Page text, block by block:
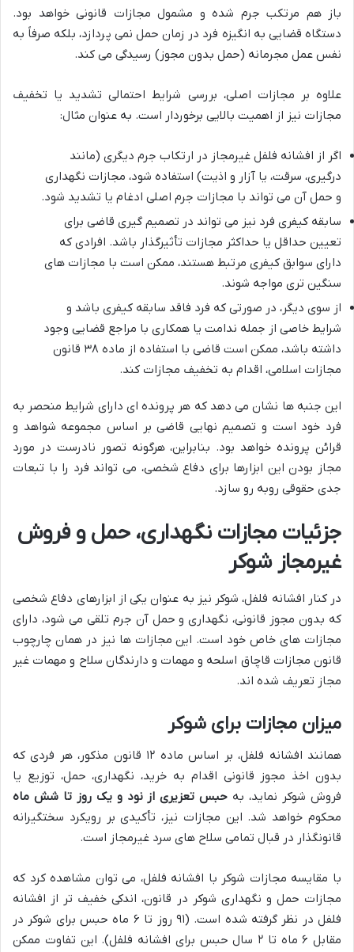
باز هم مرتکب جرم شده و مشمول مجازات قانونی خواهد بود.
دستگاه قضایی به انگیزه فرد در زمان حمل نمی پردازد، بلکه صرفاً به
نفس عمل مجرمانه (حمل بدون مجوز) رسیدگی می کند.
علاوه بر مجازات اصلی، بررسی شرایط احتمالی تشدید یا تخفیف
مجازات نیز از اهمیت بالایی برخوردار است. به عنوان مثال:
اگر از افشانه فلفل غیرمجاز در ارتکاب جرم دیگری (مانند
درگیری، سرقت، یا آزار و اذیت) استفاده شود، مجازات نگهداری
و حمل آن می تواند با مجازات جرم اصلی ادغام یا تشدید شود.
سابقه کیفری فرد نیز می تواند در تصمیم گیری قاضی برای
تعیین حداقل یا حداکثر مجازات تأثیرگذار باشد. افرادی که
دارای سوابق کیفری مرتبط هستند، ممکن است با مجازات های
سنگین تری مواجه شوند.
از سوی دیگر، در صورتی که فرد فاقد سابقه کیفری باشد و
شرایط خاصی از جمله ندامت یا همکاری با مراجع قضایی وجود
داشته باشد، ممکن است قاضی با استفاده از ماده ۳۸ قانون
مجازات اسلامی، اقدام به تخفیف مجازات کند.
این جنبه ها نشان می دهد که هر پرونده ای دارای شرایط منحصر به
فرد خود است و تصمیم نهایی قاضی بر اساس مجموعه شواهد و
قرائن پرونده خواهد بود. بنابراین، هرگونه تصور نادرست در مورد
مجاز بودن این ابزارها برای دفاع شخصی، می تواند فرد را با تبعات
جدی حقوقی روبه رو سازد.
جزئیات مجازات نگهداری، حمل و فروش
غیرمجاز شوکر
در کنار افشانه فلفل، شوکر نیز به عنوان یکی از ابزارهای دفاع شخصی
که بدون مجوز قانونی، نگهداری و حمل آن جرم تلقی می شود، دارای
مجازات های خاص خود است. این مجازات ها نیز در همان چارچوب
قانون مجازات قاچاق اسلحه و مهمات و دارندگان سلاح و مهمات غیر
مجاز تعریف شده اند.
میزان مجازات برای شوکر
همانند افشانه فلفل، بر اساس ماده ۱۲ قانون مذکور، هر فردی که
بدون اخذ مجوز قانونی اقدام به خرید، نگهداری، حمل، توزیع یا
فروش شوکر نماید، به حبس تعزیری از نود و یک روز تا شش ماه
محکوم خواهد شد. این مجازات نیز، تأکیدی بر رویکرد سختگیرانه
قانونگذار در قبال تمامی سلاح های سرد غیرمجاز است.
با مقایسه مجازات شوکر با افشانه فلفل، می توان مشاهده کرد که
مجازات حمل و نگهداری شوکر در قانون، اندکی خفیف تر از افشانه
فلفل در نظر گرفته شده است. (۹۱ روز تا ۶ ماه حبس برای شوکر در
مقابل ۶ ماه تا ۲ سال حبس برای افشانه فلفل). این تفاوت ممکن